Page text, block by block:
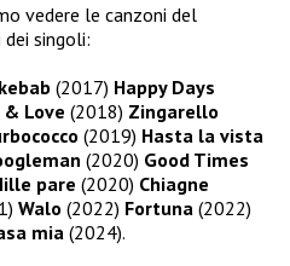
vedere le canzoni del
singoli:
(2017) Happy Days
& Love (2018) Zingarello
(2019) Hasta la vista
(2020) Good Times
pare (2020) Chiagne
Walo (2022) Fortuna (2022)
mia (2024).